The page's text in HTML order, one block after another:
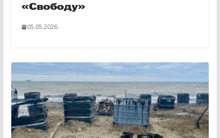
«Свободу»
05.05.2026